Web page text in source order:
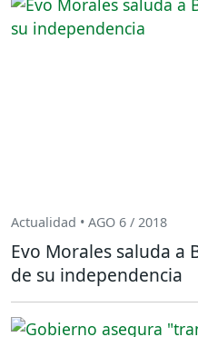
Actualidad • AGO 6 / 2018
Evo Morales saluda a
de su independencia